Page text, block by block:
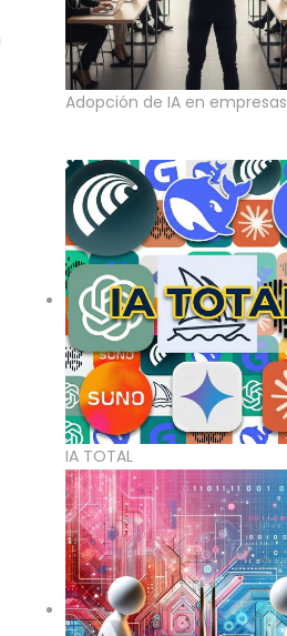
Adopción de IA en empresas
IA TOTAL